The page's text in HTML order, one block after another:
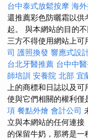
台中泰式放鬆按摩 海
還推薦彩色防曬霜以供
起。 與本網站的目的
三方不得使用網站上可
司 護照換發 響應式設
台北牙醫推薦 台中中
師培訓 安養院 北部 宜
上的商標和日誌以及
使與它們相關的權利僅
項 餐點外燴 會計公司
立與本網站的任何連
的保留牛奶，那將是一